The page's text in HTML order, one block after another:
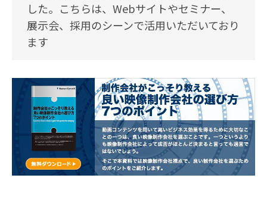
した。こちらは、Webサイトやセミナー、
展示会、採用のシーンで活用いただいており
ます